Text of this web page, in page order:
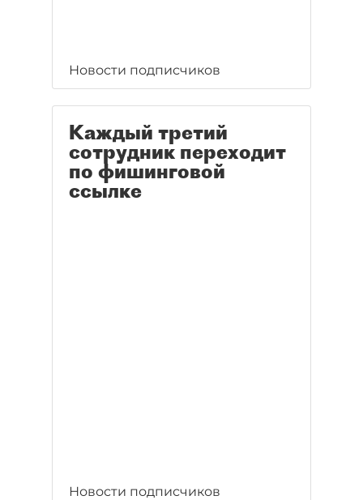
Новости подписчиков
Каждый третий
сотрудник переходит
по фишинговой
ссылке
Новости подписчиков